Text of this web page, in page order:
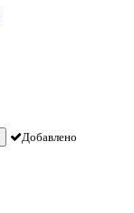
Добавлено